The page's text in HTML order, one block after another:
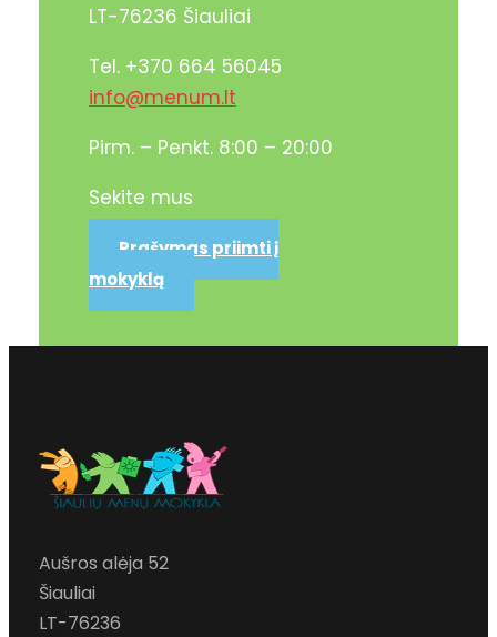
LT-76236 Šiauliai
Tel. +370 664 56045
info@menum.lt
Pirm. – Penkt. 8:00 – 20:00
Sekite mus
Prašymas priimti į
mokyklą
Aušros alėja 52
Šiauliai
LT-76236